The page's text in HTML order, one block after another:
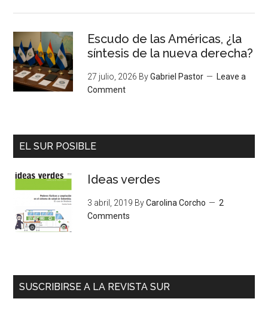
Escudo de las Américas, ¿la
síntesis de la nueva derecha?
27 julio, 2026 ByGabriel Pastor
Leave a
Comment
EL SUR POSIBLE
Ideas verdes
3 abril, 2019 ByCarolina Corcho
2
Comments
SUSCRIBIRSE A LA REVISTA SUR